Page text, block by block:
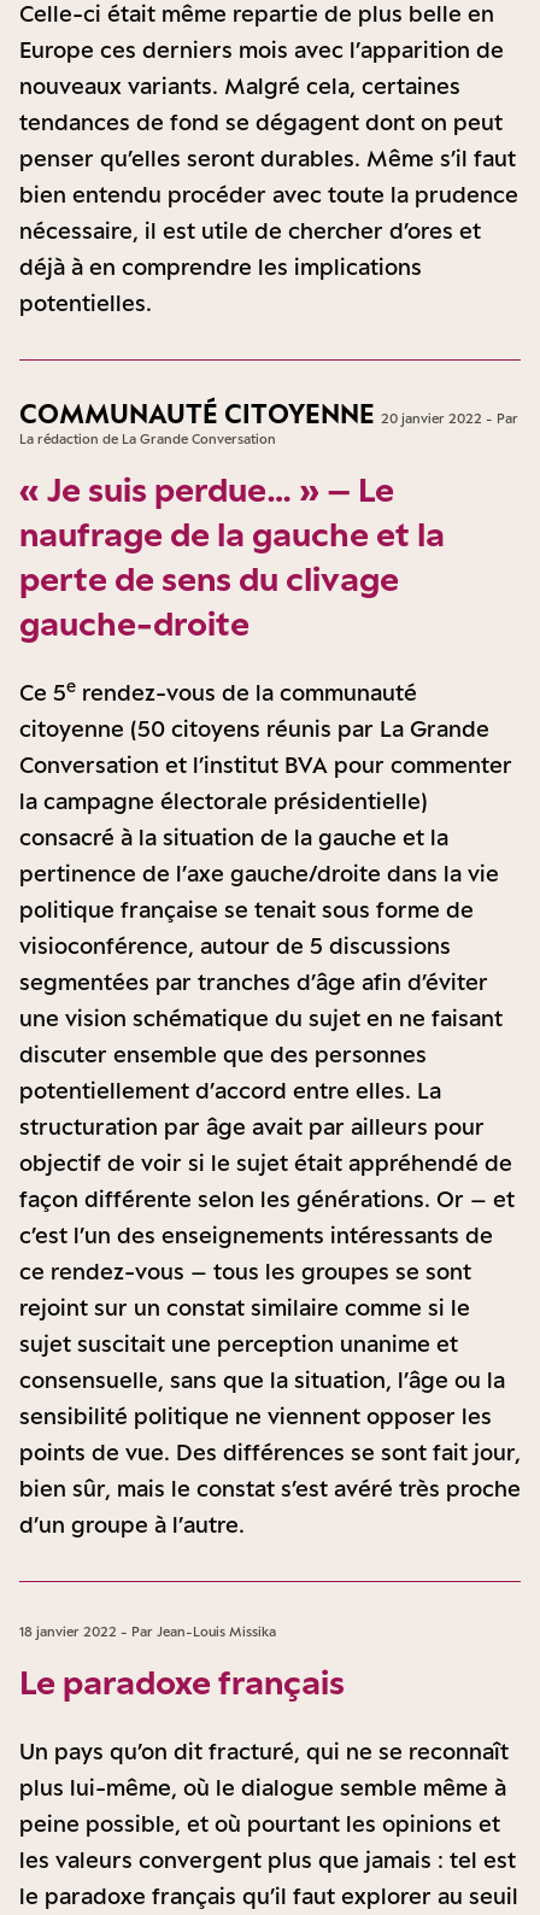
Celle-ci était même repartie de plus belle en
Europe ces derniers mois avec l’apparition de
nouveaux variants. Malgré cela, certaines
tendances de fond se dégagent dont on peut
penser qu’elles seront durables. Même s’il faut
bien entendu procéder avec toute la prudence
nécessaire, il est utile de chercher d’ores et
déjà à en comprendre les implications
potentielles.
COMMUNAUTÉ CITOYENNE 20 janvier 2022 - Par
La rédaction de La Grande Conversation
« Je suis perdue… » – Le
naufrage de la gauche et la
perte de sens du clivage
gauche-droite
Ce 5e rendez-vous de la communauté
citoyenne (50 citoyens réunis par La Grande
Conversation et l’institut BVA pour commenter
la campagne électorale présidentielle)
consacré à la situation de la gauche et la
pertinence de l’axe gauche/droite dans la vie
politique française se tenait sous forme de
visioconférence, autour de 5 discussions
segmentées par tranches d’âge afin d’éviter
une vision schématique du sujet en ne faisant
discuter ensemble que des personnes
potentiellement d’accord entre elles. La
structuration par âge avait par ailleurs pour
objectif de voir si le sujet était appréhendé de
façon différente selon les générations. Or – et
c’est l’un des enseignements intéressants de
ce rendez-vous – tous les groupes se sont
rejoint sur un constat similaire comme si le
sujet suscitait une perception unanime et
consensuelle, sans que la situation, l’âge ou la
sensibilité politique ne viennent opposer les
points de vue. Des différences se sont fait jour,
bien sûr, mais le constat s’est avéré très proche
d’un groupe à l’autre.
18 janvier 2022 - Par Jean-Louis Missika
Le paradoxe français
Un pays qu’on dit fracturé, qui ne se reconnaît
plus lui-même, où le dialogue semble même à
peine possible, et où pourtant les opinions et
les valeurs convergent plus que jamais : tel est
le paradoxe français qu’il faut explorer au seuil